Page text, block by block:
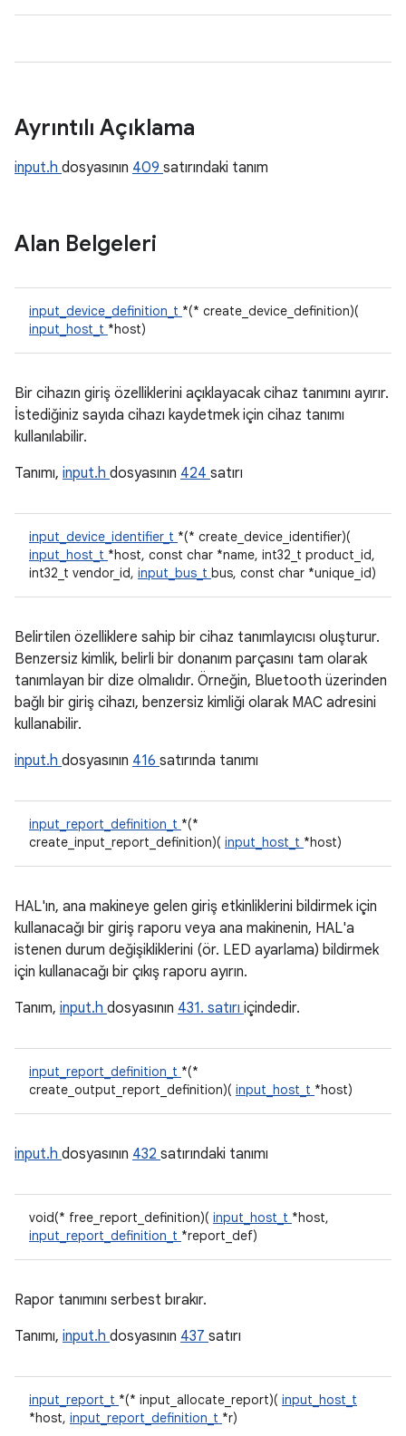
Ayrıntılı Açıklama
input.h dosyasının 409 satırındaki tanım
Alan Belgeleri
input_device_definition_t *(* create_device_definition)(
input_host_t *host)
Bir cihazın giriş özelliklerini açıklayacak cihaz tanımını ayırır.
İstediğiniz sayıda cihazı kaydetmek için cihaz tanımı
kullanılabilir.
Tanımı, input.h dosyasının 424 satırı
input_device_identifier_t *(* create_device_identifier)(
input_host_t *host, const char *name, int32_t product_id,
int32_t vendor_id, input_bus_t bus, const char *unique_id)
Belirtilen özelliklere sahip bir cihaz tanımlayıcısı oluşturur.
Benzersiz kimlik, belirli bir donanım parçasını tam olarak
tanımlayan bir dize olmalıdır. Örneğin, Bluetooth üzerinden
bağlı bir giriş cihazı, benzersiz kimliği olarak MAC adresini
kullanabilir.
input.h dosyasının 416 satırında tanımı
input_report_definition_t *(*
create_input_report_definition)( input_host_t *host)
HAL'ın, ana makineye gelen giriş etkinliklerini bildirmek için
kullanacağı bir giriş raporu veya ana makinenin, HAL'a
istenen durum değişikliklerini (ör. LED ayarlama) bildirmek
için kullanacağı bir çıkış raporu ayırın.
Tanım, input.h dosyasının 431. satırı içindedir.
input_report_definition_t *(*
create_output_report_definition)( input_host_t *host)
input.h dosyasının 432 satırındaki tanımı
void(* free_report_definition)( input_host_t *host,
input_report_definition_t *report_def)
Rapor tanımını serbest bırakır.
Tanımı, input.h dosyasının 437 satırı
input_report_t *(* input_allocate_report)( input_host_t
*host, input_report_definition_t *r)